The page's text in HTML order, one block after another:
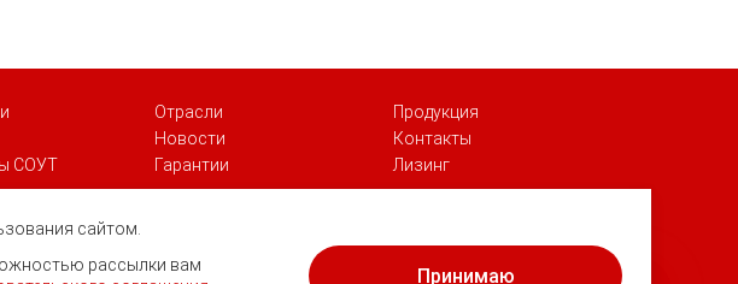
Здравствуйте! Готов помочь Вам.
Отрасли
Продукция
Новости
Контакты
СОУТ
Гарантии Лизинг
сайтом.
рассылки вам
Принимаю